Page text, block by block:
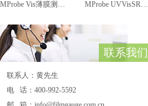
MProbe Vis薄膜测厚仪 MProbe UVVisSR薄膜测厚仪
联系我们
联系人：黄先生
电 话：400-992-5592